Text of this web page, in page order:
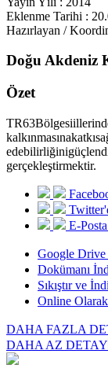
Eklenme Tarihi :
Hazırlayan /
Doğu Akdeniz
Özet
gerçekleştirmektir.
E-
Google
Dokümanı
Sıkıştır ve
Online
DAHA FAZLA
DAHA AZ DETAY